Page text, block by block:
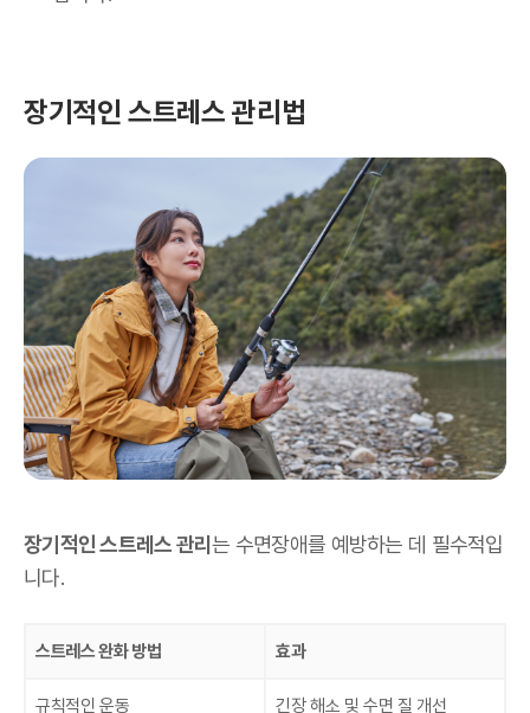
장기적인 스트레스 관리법
장기적인 스트레스 관리는 수면장애를 예방하는 데 필수적입
니다.
스트레스 완화 방법 효과
규칙적인 운동 긴장 해소 및 수면 질 개선